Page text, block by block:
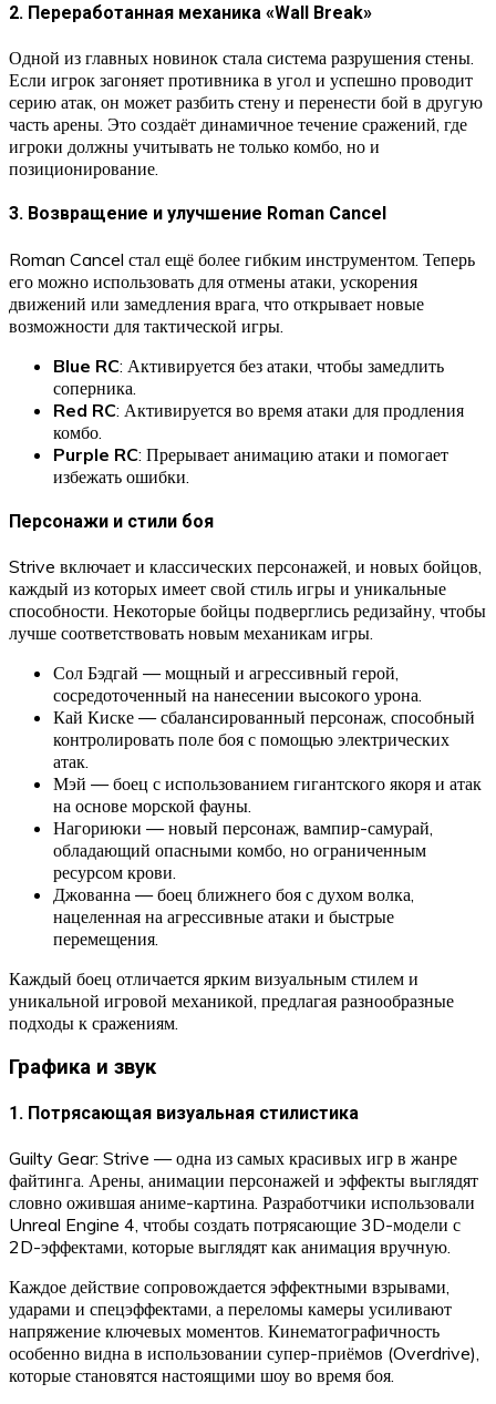
2. Переработанная механика «Wall Break»
Одной из главных новинок стала система разрушения стены.
Если игрок загоняет противника в угол и успешно проводит
серию атак, он может разбить стену и перенести бой в другую
часть арены. Это создаёт динамичное течение сражений, где
игроки должны учитывать не только комбо, но и
позиционирование.
3. Возвращение и улучшение Roman Cancel
Roman Cancel стал ещё более гибким инструментом. Теперь
его можно использовать для отмены атаки, ускорения
движений или замедления врага, что открывает новые
возможности для тактической игры.
Blue RC: Активируется без атаки, чтобы замедлить
соперника.
Red RC: Активируется во время атаки для продления
комбо.
Purple RC: Прерывает анимацию атаки и помогает
избежать ошибки.
Персонажи и стили боя
Strive включает и классических персонажей, и новых бойцов,
каждый из которых имеет свой стиль игры и уникальные
способности. Некоторые бойцы подверглись редизайну, чтобы
лучше соответствовать новым механикам игры.
Сол Бэдгай — мощный и агрессивный герой,
сосредоточенный на нанесении высокого урона.
Кай Киске — сбалансированный персонаж, способный
контролировать поле боя с помощью электрических
атак.
Мэй — боец с использованием гигантского якоря и атак
на основе морской фауны.
Нагориюки — новый персонаж, вампир-самурай,
обладающий опасными комбо, но ограниченным
ресурсом крови.
Джованна — боец ближнего боя с духом волка,
нацеленная на агрессивные атаки и быстрые
перемещения.
Каждый боец отличается ярким визуальным стилем и
уникальной игровой механикой, предлагая разнообразные
подходы к сражениям.
Графика и звук
1. Потрясающая визуальная стилистика
Guilty Gear: Strive — одна из самых красивых игр в жанре
файтинга. Арены, анимации персонажей и эффекты выглядят
словно ожившая аниме-картина. Разработчики использовали
Unreal Engine 4, чтобы создать потрясающие 3D-модели с
2D-эффектами, которые выглядят как анимация вручную.
Каждое действие сопровождается эффектными взрывами,
ударами и спецэффектами, а переломы камеры усиливают
напряжение ключевых моментов. Кинематографичность
особенно видна в использовании супер-приёмов (Overdrive),
которые становятся настоящими шоу во время боя.